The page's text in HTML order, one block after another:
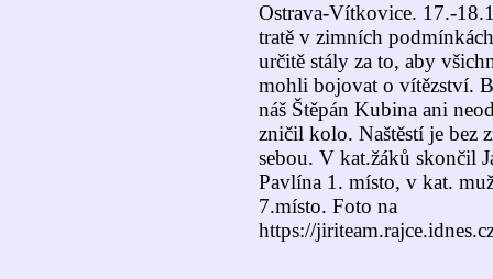
Ostrava-Vítkovice. 17.-
tratě v zimních
určitě stály za to, aby
mohli bojovat o vítězství.
náš Štěpán Kubina ani
zničil kolo. Naštěstí je bez
sebou. V kat.žáků skončil
Pavlína 1. místo, v kat.
7.místo. Foto na
https://